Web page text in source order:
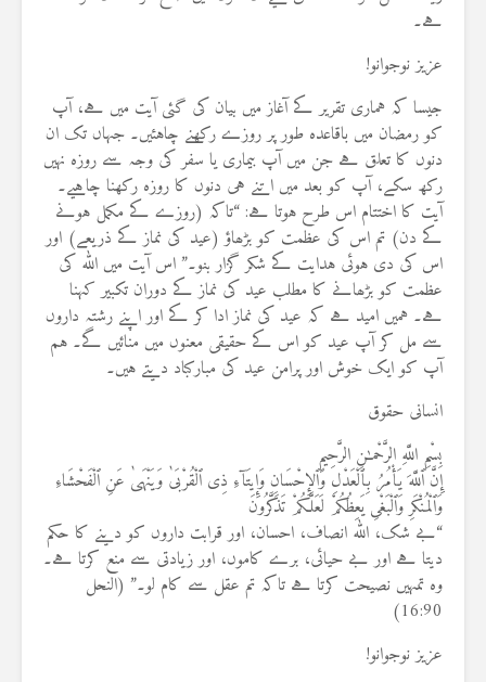
ہے۔
عزیز نوجوانو!
جیسا کہ ہماری تقریر کے آغاز میں بیان کی گئی آیت میں ہے، آپ
کو رمضان میں باقاعدہ طور پر روزے رکھنے چاہئیں۔ جہاں تک ان
دنوں کا تعلق ہے جن میں آپ بیماری یا سفر کی وجہ سے روزہ نہیں
رکھ سکے، آپ کو بعد میں اتنے ہی دنوں کا روزہ رکھنا چاہیے۔
آیت کا اختتام اس طرح ہوتا ہے: “تاکہ (روزے کے مکمل ہونے
کے دن) تم اس کی عظمت کو بڑھاؤ (عید کی نماز کے ذریعے) اور
اس کی دی ہوئی ہدایت کے شکر گزار بنو۔” اس آیت میں اللہ کی
عظمت کو بڑھانے کا مطلب عید کی نماز کے دوران تکبیر کہنا
ہے۔ ہمیں امید ہے کہ عید کی نماز ادا کر کے اور اپنے رشتہ داروں
سے مل کر آپ عید کو اس کے حقیقی معنوں میں منائیں گے۔ ہم
آپ کو ایک خوش اور پرامن عید کی مبارکباد دیتے ہیں۔
انسانی حقوق
بِسْمِ اللَّهِ الرَّحْمـٰنِ الرَّحِيمِ
إِنَّ ٱللَّهَ يَأْمُرُ بِٱلْعَدْلِ وَٱلإِحْسَانِ وَإِيتَآءِ ذِى ٱلْقُرْبَىٰ وَيَنْهَىٰ عَنِ ٱلْفَحْشَاءِ
وَٱلْمُنْكَرِ وَٱلْبَغْىِ يَعِظُكُمْ لَعَلَّكُمْ تَذَكَّرُونَ
“بے شک، اللہ انصاف، احسان، اور قرابت داروں کو دینے کا حکم
دیتا ہے اور بے حیائی، برے کاموں، اور زیادتی سے منع کرتا ہے۔
وہ تمہیں نصیحت کرتا ہے تاکہ تم عقل سے کام لو۔” (النحل
16:90)
عزیز نوجوانو!